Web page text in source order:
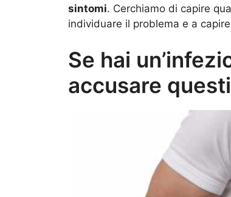
sintomi. Cerchiamo di capire
individuare il problema e a
Se hai
accusare